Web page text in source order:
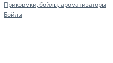
Прикормки, бойлы, ароматизаторы
Бойлы